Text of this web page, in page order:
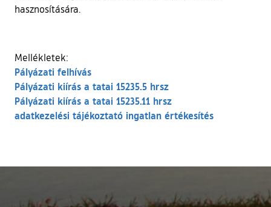
hasznosítására.
Mellékletek:
Pályázati felhívás
Pályázati kiírás a tatai 15235.5 hrsz
Pályázati kiírás a tatai 15235.11 hrsz
adatkezelési tájékoztató ingatlan értékesítés